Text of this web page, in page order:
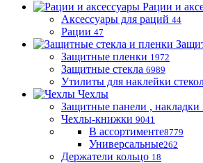
Рации и
Аксессуары для раций 44
Рации 47
Защитные пленки 1972
Защитные стекла 6989
Утилиты для наклейки
Чехлы
Защитные панели , накладки
Чехлы-книжки 9041
В ассортименте8779
Универсальные262
Держатели кольцо 18